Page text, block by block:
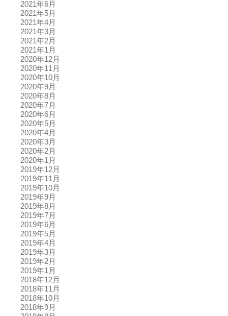
2021年6月
2021年5月
2021年4月
2021年3月
2021年2月
2021年1月
2020年12月
2020年11月
2020年10月
2020年9月
2020年8月
2020年7月
2020年6月
2020年5月
2020年4月
2020年3月
2020年2月
2020年1月
2019年12月
2019年11月
2019年10月
2019年9月
2019年8月
2019年7月
2019年6月
2019年5月
2019年4月
2019年3月
2019年2月
2019年1月
2018年12月
2018年11月
2018年10月
2018年9月